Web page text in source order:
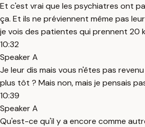
Et c'est vrai que les psychiatres ont
ça. Et ils ne préviennent même pas
je vois des patientes qui prennent 20
10:32
Speaker A
Je leur dis mais vous n'êtes pas
plus tôt ? Mais non, mais je pensais
10:39
Speaker A
Qu'est-ce qu'il y a encore comme